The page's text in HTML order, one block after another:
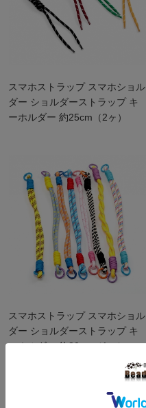
スマホストラップ スマホショル
ダー ショルダーストラップ キ
ーホルダー 約25cm（2ヶ）
スマホストラップ スマホショル
ダー ショルダーストラップ キ
ーホルダー 約30cm（1ヶ）